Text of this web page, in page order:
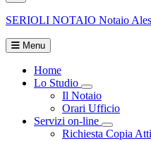
SERIOLI NOTAIO Notaio
Menu
Home
Lo Studio
Visualizza
Il Notaio
Orari Ufficio
Servizi on-line
Visualizza
Richiesta Copia Atti